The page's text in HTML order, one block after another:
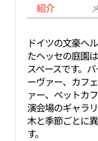
紹介
ドイツの文豪ヘ
たヘッセの庭園
スペースです。
ーヴァー、カフ
ァー、ペットカ
演会場のギャラ
木と季節ごとに
す。